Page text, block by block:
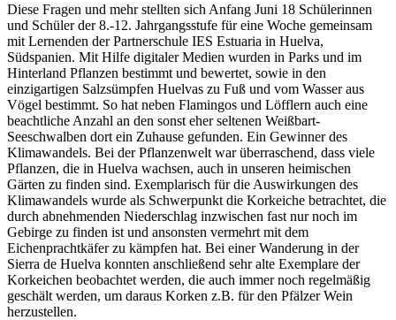
Diese Fragen und mehr stellten sich Anfang Juni 18 Schülerinnen
und Schüler der 8.-12. Jahrgangsstufe für eine Woche gemeinsam
mit Lernenden der Partnerschule IES Estuaria in Huelva,
Südspanien. Mit Hilfe digitaler Medien wurden in Parks und im
Hinterland Pflanzen bestimmt und bewertet, sowie in den
einzigartigen Salzsümpfen Huelvas zu Fuß und vom Wasser aus
Vögel bestimmt. So hat neben Flamingos und Löfflern auch eine
beachtliche Anzahl an den sonst eher seltenen Weißbart-
Seeschwalben dort ein Zuhause gefunden. Ein Gewinner des
Klimawandels. Bei der Pflanzenwelt war überraschend, dass viele
Pflanzen, die in Huelva wachsen, auch in unseren heimischen
Gärten zu finden sind. Exemplarisch für die Auswirkungen des
Klimawandels wurde als Schwerpunkt die Korkeiche betrachtet, die
durch abnehmenden Niederschlag inzwischen fast nur noch im
Gebirge zu finden ist und ansonsten vermehrt mit dem
Eichenprachtkäfer zu kämpfen hat. Bei einer Wanderung in der
Sierra de Huelva konnten anschließend sehr alte Exemplare der
Korkeichen beobachtet werden, die auch immer noch regelmäßig
geschält werden, um daraus Korken z.B. für den Pfälzer Wein
herzustellen.